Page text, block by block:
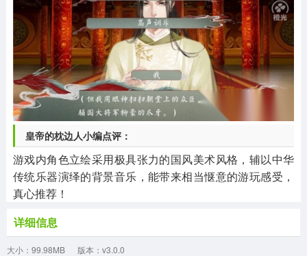
皇帝的枕边人小编点评：
游戏内角色立绘采用极具张力的国风美术风格，辅以中华
传统乐器演绎的背景音乐，能带来相当惬意的游玩感受，
真心推荐！
详细信息
大小：99.98MB
版本：v3.0.0